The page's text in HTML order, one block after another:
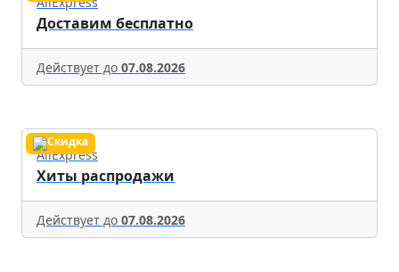
Доставим бесплатно
Действует до 07.08.2026
AliExpress
Хиты распродажи
Действует до 07.08.2026